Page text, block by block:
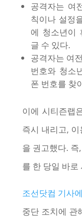
공격자는 여
칙이나 설정
에 청소년이
글 수 있다.
공격자는 여
번호와 청소
폰 번호를 찾
이에 시티즌랩
즉시 내리고,
을 권고했다.
를 한 당일 바로
조선닷컴 기사
중단 조치에 관